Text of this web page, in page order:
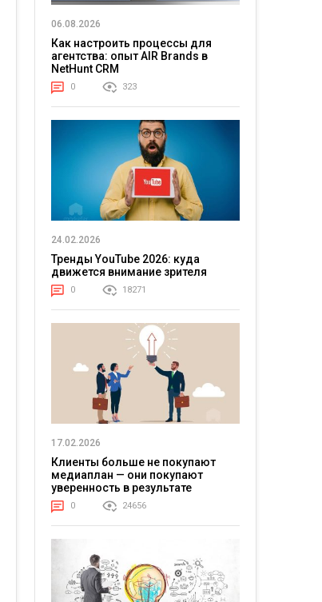
06.08.2026
Как настроить процессы для
агентства: опыт AIR Brands в
NetHunt CRM
0 323
24.02.2026
Тренды YouTube 2026: куда
движется внимание зрителя
0 18271
17.02.2026
Клиенты больше не покупают
медиаплан — они покупают
уверенность в результате
0 24656